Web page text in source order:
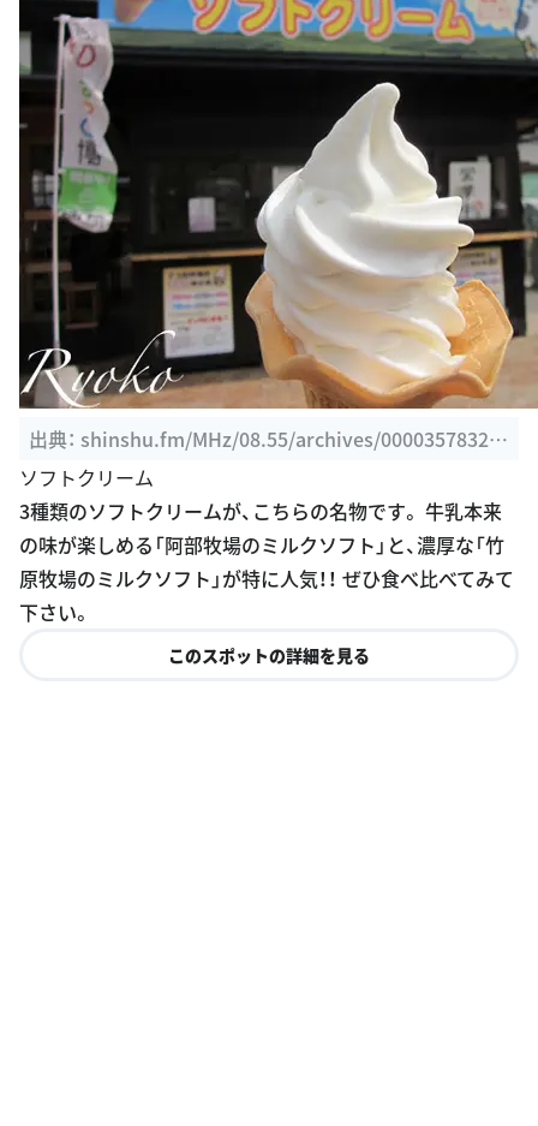
出典： shinshu.fm/MHz/08.55/archives/0000357832.h
tml
ソフトクリーム
3種類のソフトクリームが、こちらの名物です。 牛乳本来
の味が楽しめる「阿部牧場のミルクソフト」と、濃厚な「竹
原牧場のミルクソフト」が特に人気！！ ぜひ食べ比べてみて
下さい。
このスポットの詳細を見る